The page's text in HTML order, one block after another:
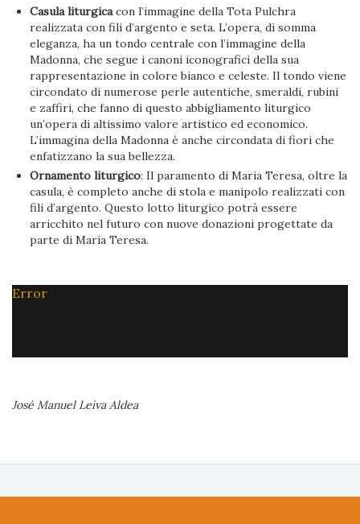
Casula liturgicacon l’immagine della Tota Pulchra
realizzata con fili d’argento e seta. L’opera, di somma
eleganza, ha un tondo centrale con l’immagine della
Madonna, che segue i canoni iconografici della sua
rappresentazione in colore bianco e celeste. Il tondo viene
circondato di numerose perle autentiche, smeraldi, rubini
e zaffiri, che fanno di questo abbigliamento liturgico
un’opera di altissimo valore artistico ed economico.
L’immagina della Madonna è anche circondata di fiori che
enfatizzano la sua bellezza.
Ornamento liturgico: Il paramento di Maria Teresa, oltre la
casula, è completo anche di stola e manipolo realizzati con
fili d’argento. Questo lotto liturgico potrà essere
arricchito nel futuro con nuove donazioni progettate da
parte di María Teresa.
Error
José Manuel Leiva Aldea